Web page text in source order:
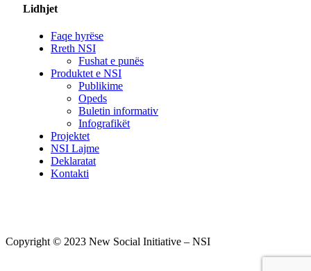
Lidhjet
Faqe hyrëse
Rreth NSI
Fushat e punës
Produktet e NSI
Publikime
Opeds
Buletin informativ
Infografikët
Projektet
NSI Lajme
Deklaratat
Kontakti
Copyright © 2023 New Social Initiative – NSI